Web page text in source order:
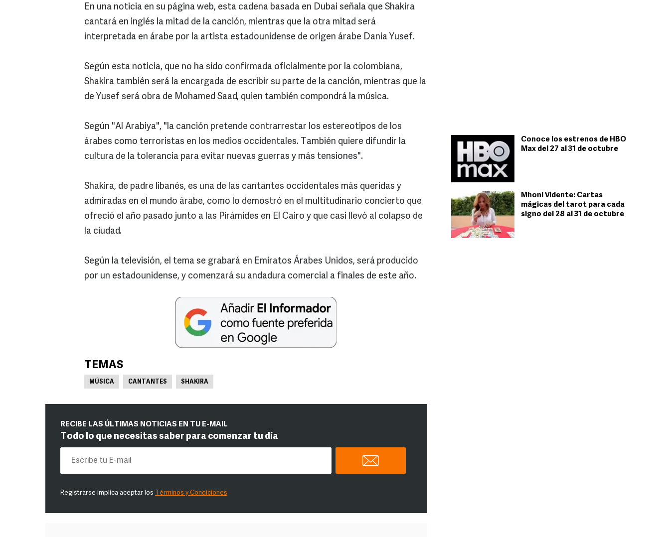
Conoce los estrenos de HBO
Max del 27 al 31 de octubre
Mhoni Vidente: Cartas
mágicas del tarot para cada
signo del 28 al 31 de octubre
En una noticia en su página web, esta cadena basada en Dubai señala que Shakira
cantará en inglés la mitad de la canción, mientras que la otra mitad será
interpretada en árabe por la artista estadounidense de origen árabe Dania Yusef.
Según esta noticia, que no ha sido confirmada oficialmente por la colombiana,
Shakira también será la encargada de escribir su parte de la canción, mientras que la
de Yusef será obra de Mohamed Saad, quien también compondrá la música.
Según "Al Arabiya", "la canción pretende contrarrestar los estereotipos de los
árabes como terroristas en los medios occidentales. También quiere difundir la
cultura de la tolerancia para evitar nuevas guerras y más tensiones".
Shakira, de padre libanés, es una de las cantantes occidentales más queridas y
admiradas en el mundo árabe, como lo demostró en el multitudinario concierto que
ofreció el año pasado junto a las Pirámides en El Cairo y que casi llevó al colapso de
la ciudad.
Según la televisión, el tema se grabará en Emiratos Árabes Unidos, será producido
por un estadounidense, y comenzará su andadura comercial a finales de este año.
TEMAS
MÚSICA CANTANTES SHAKIRA
RECIBE LAS ÚLTIMAS NOTICIAS EN TU E-MAIL
Todo lo que necesitas saber para comenzar tu día
Registrarse implica aceptar los Términos y Condiciones